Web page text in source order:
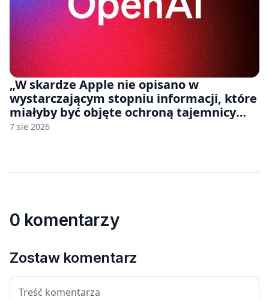
„W skardze Apple nie opisano w
wystarczającym stopniu informacji, które
miałyby być objęte ochroną tajemnicy
handlowej”. OpenAI żąda odrzucenia
7 sie 2026
0 komentarzy
Zostaw komentarz